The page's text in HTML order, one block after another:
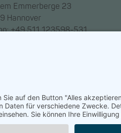
Emmerberge 23
Hannover
+49 511 123598-531